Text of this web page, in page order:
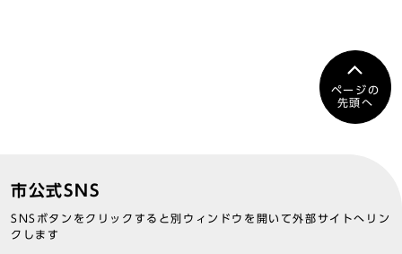
ページの
先頭へ
市公式SNS
SNSボタンをクリックすると別ウィンドウを開いて外部サイトへリン
クします